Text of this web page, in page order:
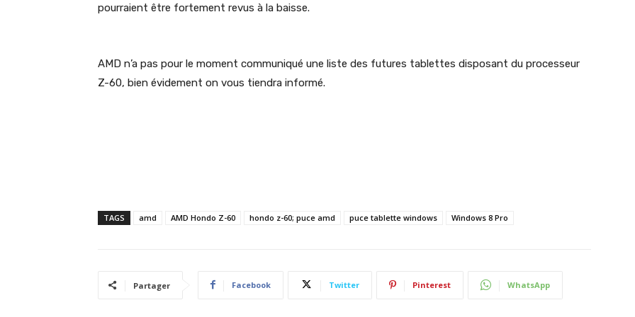
pourraient être fortement revus à la baisse.
AMD n’a pas pour le moment communiqué une liste des futures tablettes disposant du processeur
Z-60, bien évidement on vous tiendra informé.
TAGS amd AMD Hondo Z-60 hondo z-60; puce amd puce tablette windows Windows 8 Pro
Partager Facebook Twitter Pinterest WhatsApp